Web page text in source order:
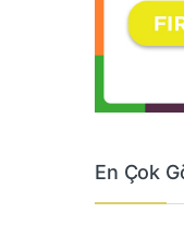
En Çok